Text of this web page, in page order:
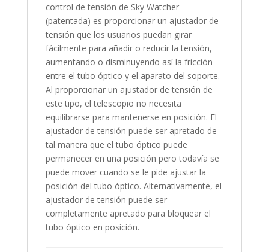
control de tensión de Sky Watcher
(patentada) es proporcionar un ajustador de
tensión que los usuarios puedan girar
fácilmente para añadir o reducir la tensión,
aumentando o disminuyendo así la fricción
entre el tubo óptico y el aparato del soporte.
Al proporcionar un ajustador de tensión de
este tipo, el telescopio no necesita
equilibrarse para mantenerse en posición. El
ajustador de tensión puede ser apretado de
tal manera que el tubo óptico puede
permanecer en una posición pero todavía se
puede mover cuando se le pide ajustar la
posición del tubo óptico. Alternativamente, el
ajustador de tensión puede ser
completamente apretado para bloquear el
tubo óptico en posición.